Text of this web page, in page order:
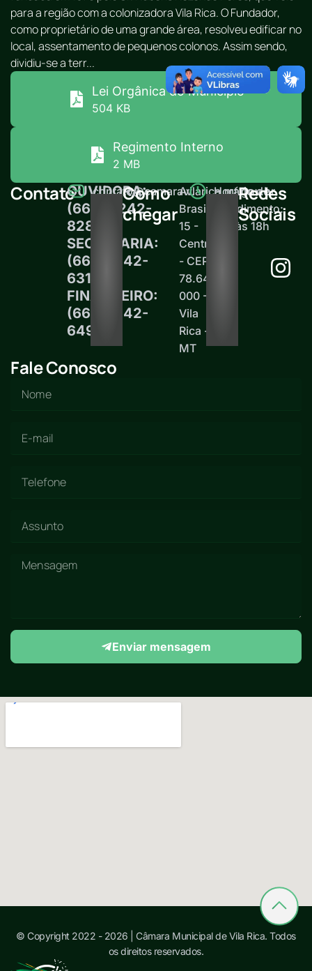
para a região com a colonizadora Vila Rica. O Fundador,
como proprietário de uma grande área, resolveu edificar no
local, assentamento de pequenos colonos. Assim sendo,
dividiu-se a terr...
Lei Orgânica do Município
504 KB
Regimento Interno
2 MB
ContatoOUVIDORA:
(66) 99242-
8289
SECRETARIA:
(66)99242-
6313
FINANCEIRO:
(66)99242-
6497
contato@camaravilarica.mt.gov.br
Como
chegar
Av.
Brasil,
15 -
Centro
- CEP
78.645-
000 -
Vila
Rica -
MT
Horário de
atendimento:
12h às 18h
Redes
Sociais
Fale Conosco
Enviar mensagem
© Copyright 2022 - 2026 | Câmara Municipal de Vila Rica. Todos
os direitos reservados.